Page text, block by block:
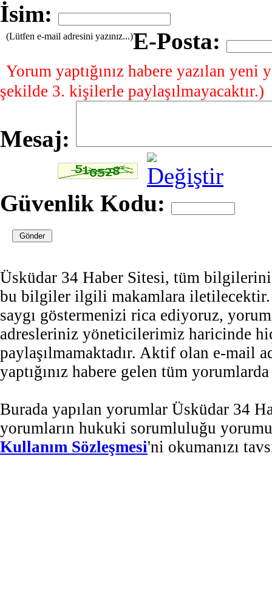
İsim:
E-Posta:
(Lütfen e-mail adresini yazınız...)
Yorum yaptığınız habere yazılan
şekilde 3. kişilerle paylaşılmayacaktır.)
Mesaj:
Güvenlik Kodu:
Üsküdar 34 Haber Sitesi, tüm
bu bilgiler ilgili makamlara iletilecektir.
saygı göstermenizi rica ediyoruz,
adresleriniz yöneticilerimiz haricinde
paylaşılmamaktadır. Aktif olan e-mail
yaptığınız habere gelen tüm
Burada yapılan yorumlar Üsküdar 34
yorumların hukuki sorumluluğu
Kullanım Sözleşmesi'ni okumanızı